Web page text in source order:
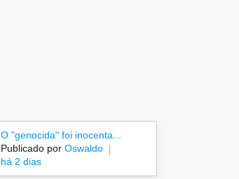
O "genocida" foi inocenta...
Publicado por Oswaldo
há 2 dias